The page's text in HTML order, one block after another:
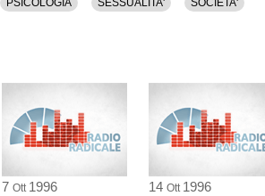
PSICOLOGIA SESSUALITA' SOCIETA'
7 Ott 1996 14 Ott 1996